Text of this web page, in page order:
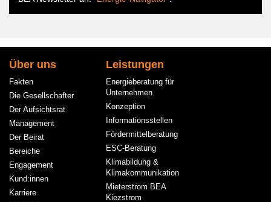
Hauptnavigation
Über uns
Fakten
Die Gesellschafter
Der Aufsichtsrat
Management
Der Beirat
Bereiche
Engagement
Kund:innen
Karriere
Leistungen
Energieberatung für
Unternehmen
Konzeption
Informationsstellen
Fördermittelberatung
ESC-Beratung
Klimabildung &
Klimakommunikation
Mieterstrom BEA
Kiezstrom